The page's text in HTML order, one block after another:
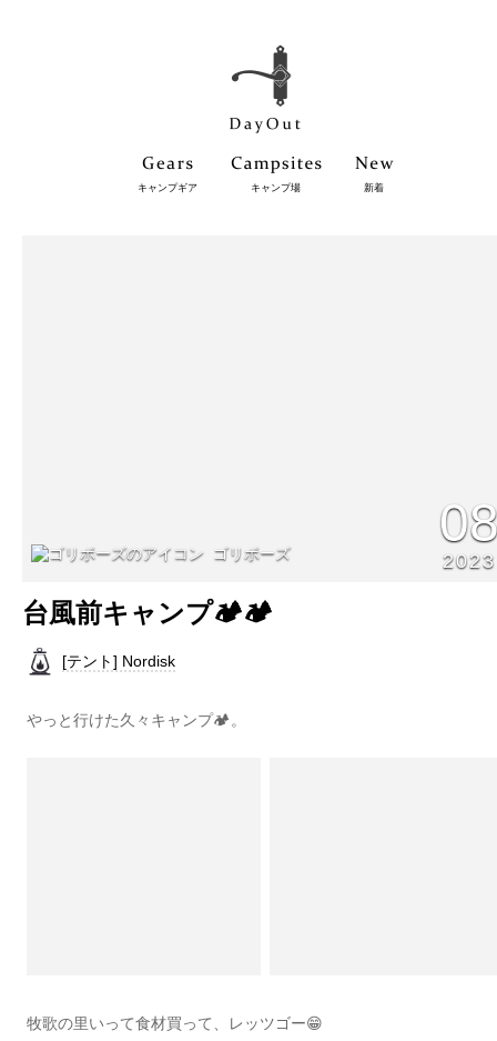
キャンプギア キャンプ場 新着
ゴリボーズ 2023
台風前キャンプ🏕🏕
[テント] Nordisk
やっと行けた久々キャンプ🏕️。
牧歌の里いって食材買って、レッツゴー😁